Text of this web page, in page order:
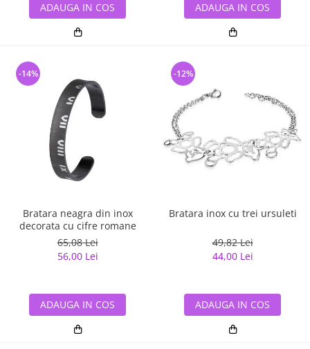
ADAUGA IN COS ADAUGA IN COS
Bratara neagra din inox
decorata cu cifre romane
65,08 Lei
56,00 Lei
-14%
ADAUGA IN COS
Bratara inox cu trei ursuleti
49,82 Lei
44,00 Lei
-12%
ADAUGA IN COS